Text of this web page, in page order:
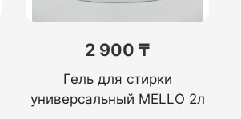
2 900 ₸
Гель для стирки
универсальный MELLO 2л